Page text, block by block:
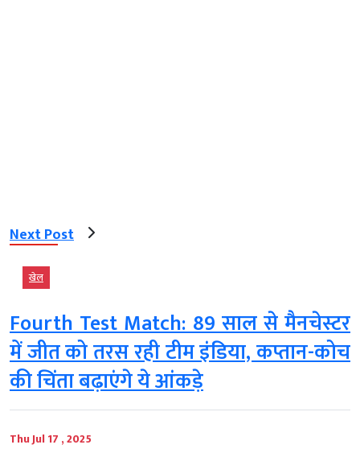
Next Post
खेल
Fourth Test Match: 89 साल से मैनचेस्टर
में जीत को तरस रही टीम इंडिया, कप्तान-कोच
की चिंता बढ़ाएंगे ये आंकड़े
Thu Jul 17 , 2025